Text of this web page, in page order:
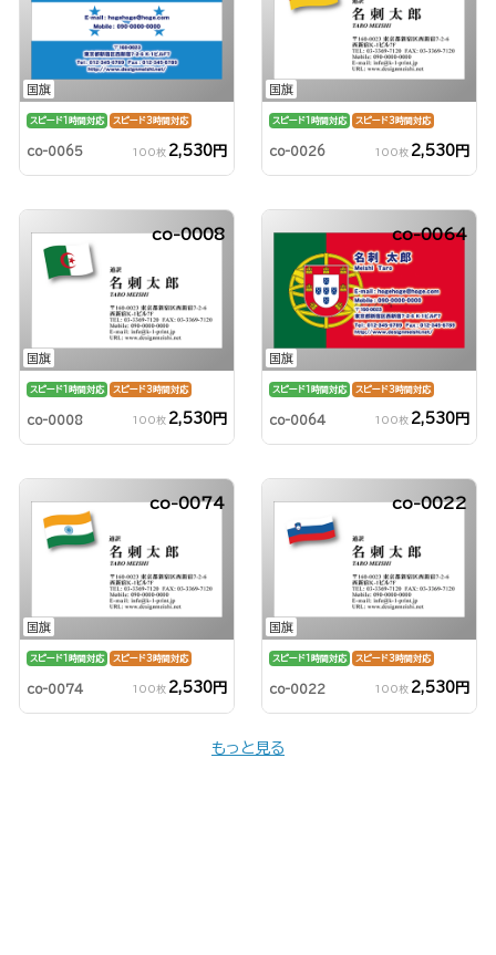
国旗
スピード1時間対応 スピード3時間対応
co-0065 100枚 2,530円
国旗
スピード1時間対応 スピード3時間対応
co-0026 100枚 2,530円
国旗
co-0008
スピード1時間対応 スピード3時間対応
co-0008 100枚 2,530円
国旗
co-0064
スピード1時間対応 スピード3時間対応
co-0064 100枚 2,530円
国旗
co-0074
スピード1時間対応 スピード3時間対応
co-0074 100枚 2,530円
国旗
co-0022
スピード1時間対応 スピード3時間対応
co-0022 100枚 2,530円
もっと見る